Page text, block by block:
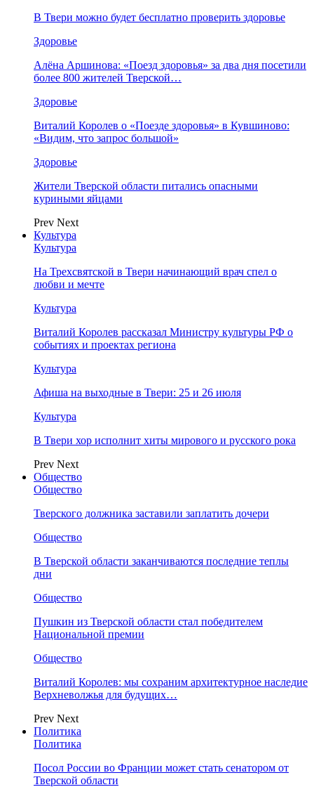
В Твери можно будет бесплатно проверить здоровье
Здоровье
Алёна Аршинова: «Поезд здоровья» за два дня посетили
более 800 жителей Тверской…
Здоровье
Виталий Королев о «Поезде здоровья» в Кувшиново:
«Видим, что запрос большой»
Здоровье
Жители Тверской области питались опасными
куриными яйцами
Prev Next
Культура
Культура
На Трехсвятской в Твери начинающий врач спел о
любви и мечте
Культура
Виталий Королев рассказал Министру культуры РФ о
событиях и проектах региона
Культура
Афиша на выходные в Твери: 25 и 26 июля
Культура
В Твери хор исполнит хиты мирового и русского рока
Prev Next
Общество
Общество
Тверского должника заставили заплатить дочери
Общество
В Тверской области заканчиваются последние теплы
дни
Общество
Пушкин из Тверской области стал победителем
Национальной премии
Общество
Виталий Королев: мы сохраним архитектурное наследие
Верхневолжья для будущих…
Prev Next
Политика
Политика
Посол России во Франции может стать сенатором от
Тверской области